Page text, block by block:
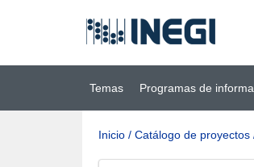
principal
(INEGI)
Temas Programas de
Inicio / Catálogo de proyectos